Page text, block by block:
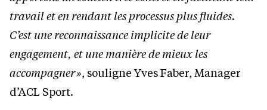
travail et en rendant les processus plus fluides.
C’est une reconnaissance implicite de leur
engagement, et une manière de mieux les
accompagner », souligne Yves Faber, Manager
d’ACL Sport.